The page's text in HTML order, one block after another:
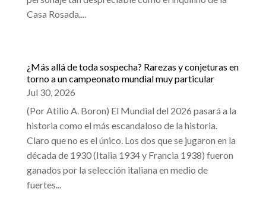
Casa Rosada....
¿Más allá de toda sospecha? Rarezas y conjeturas en
torno a un campeonato mundial muy particular
Jul 30, 2026
(Por Atilio A. Boron) El Mundial del 2026 pasará a la
historia como el más escandaloso de la historia.
Claro que no es el único. Los dos que se jugaron en la
década de 1930 (Italia 1934 y Francia 1938) fueron
ganados por la selección italiana en medio de
fuertes...